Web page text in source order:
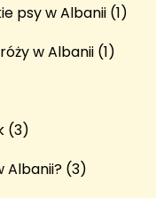
psy w Albanii (1)
w Albanii (1)
(3)
Albanii? (3)